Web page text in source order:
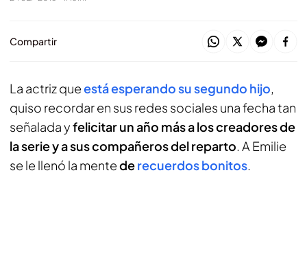
Compartir
La actriz queestá esperando su segundo hijo,
quiso recordar en sus redes sociales una fecha tan
señalada yfelicitar un año más a los creadores de
la serie y a sus compañeros del reparto. A Emilie
se le llenó la mentederecuerdos bonitos.